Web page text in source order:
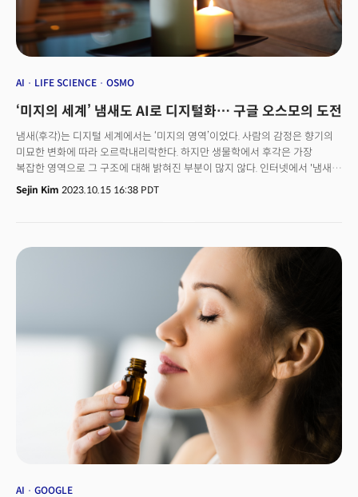
AI LIFE SCIENCE OSMO
‘미지의 세계’ 냄새도 AI로 디지털화… 구글 오스모의 도전
냄새(후각)는 디지털 세계에서는 ‘미지의 영역’이었다. 사람의 감정은 향기의
미묘한 변화에 따라 오르락내리락한다. 하지만 생물학에서 후각은 가장
복잡한 영역으로 그 구조에 대해 밝혀진 부분이 많지 않다. 인터넷에서 '냄새'
'향기'가 날 수 있도록 하는 것은 (지금까지는) 실현되기 어려웠다. '세상의
모든 정보를 디지털로 옮겨가 검색하게 한다'는 사명과 비전이 있는 구글이
신경생물학자이자 알렉산더 윌츠코(Alexander Wiltschko)가 이끄는 오즈모
팀은 6000만달러의 자금을 구글벤처스 등으로 부터 투자유치한 후 AI를
활용해 다양한 분자의 향기를 분석하고, 이를 기반으로 새로운 냄새 분자를
Sejin Kim 2023.10.15 16:38 PDT
AI GOOGLE